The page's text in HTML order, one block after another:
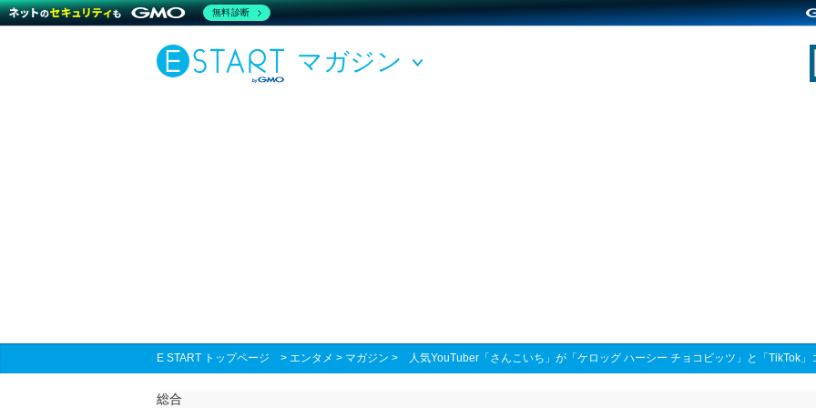
マガジン
E START トップページ > エンタメ > マガジン > 人気YouTuber「さんこいち」が「ケロッグ ハーシー チョコビッツ」と「TikTok」
総合
無料診断